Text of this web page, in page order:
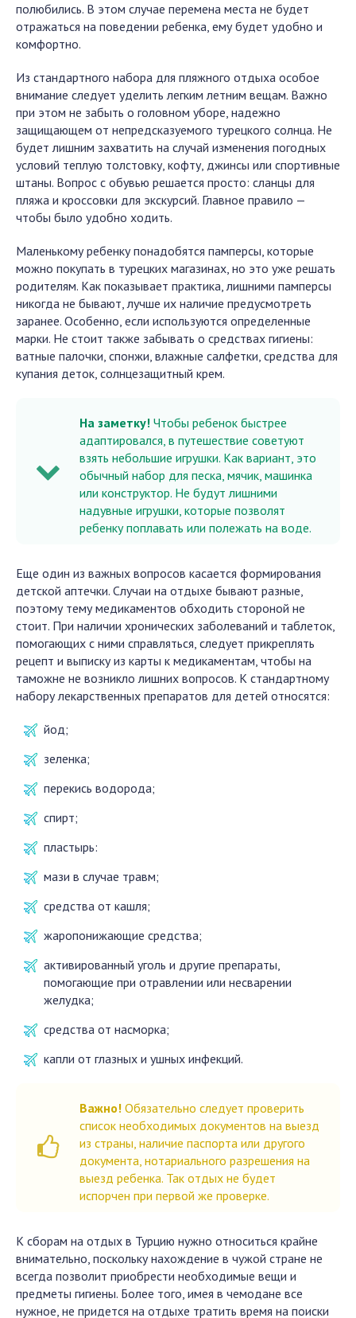
полюбились. В этом случае перемена места не будет
отражаться на поведении ребенка, ему будет удобно и
комфортно.
Из стандартного набора для пляжного отдыха особое
внимание следует уделить легким летним вещам. Важно
при этом не забыть о головном уборе, надежно
защищающем от непредсказуемого турецкого солнца. Не
будет лишним захватить на случай изменения погодных
условий теплую толстовку, кофту, джинсы или спортивные
штаны. Вопрос с обувью решается просто: сланцы для
пляжа и кроссовки для экскурсий. Главное правило —
чтобы было удобно ходить.
Маленькому ребенку понадобятся памперсы, которые
можно покупать в турецких магазинах, но это уже решать
родителям. Как показывает практика, лишними памперсы
никогда не бывают, лучше их наличие предусмотреть
заранее. Особенно, если используются определенные
марки. Не стоит также забывать о средствах гигиены:
ватные палочки, спонжи, влажные салфетки, средства для
купания деток, солнцезащитный крем.
На заметку! Чтобы ребенок быстрее
адаптировался, в путешествие советуют
взять небольшие игрушки. Как вариант, это
обычный набор для песка, мячик, машинка
или конструктор. Не будут лишними
надувные игрушки, которые позволят
ребенку поплавать или полежать на воде.
Еще один из важных вопросов касается формирования
детской аптечки. Случаи на отдыхе бывают разные,
поэтому тему медикаментов обходить стороной не
стоит. При наличии хронических заболеваний и таблеток,
помогающих с ними справляться, следует прикреплять
рецепт и выписку из карты к медикаментам, чтобы на
таможне не возникло лишних вопросов. К стандартному
набору лекарственных препаратов для детей относятся:
йод;
зеленка;
перекись водорода;
спирт;
пластырь:
мази в случае травм;
средства от кашля;
жаропонижающие средства;
активированный уголь и другие препараты,
помогающие при отравлении или несварении
желудка;
средства от насморка;
капли от глазных и ушных инфекций.
Важно! Обязательно следует проверить
список необходимых документов на выезд
из страны, наличие паспорта или другого
документа, нотариального разрешения на
выезд ребенка. Так отдых не будет
испорчен при первой же проверке.
К сборам на отдых в Турцию нужно относиться крайне
внимательно, поскольку нахождение в чужой стране не
всегда позволит приобрести необходимые вещи и
предметы гигиены. Более того, имея в чемодане все
нужное, не придется на отдыхе тратить время на поиски